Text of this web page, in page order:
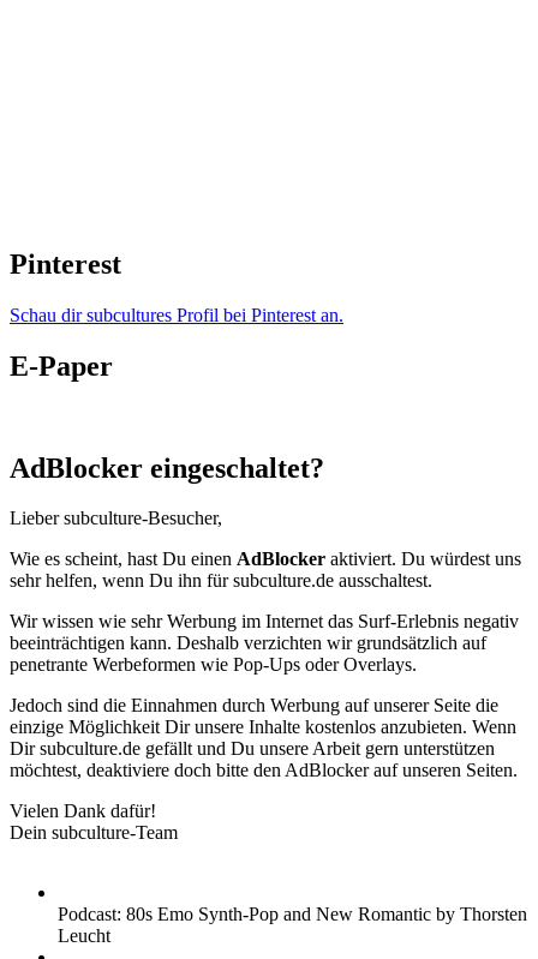
Pinterest
Schau dir subcultures Profil bei Pinterest an.
E-Paper
AdBlocker eingeschaltet?
Lieber subculture-Besucher,
Wie es scheint, hast Du einen AdBlocker aktiviert. Du würdest uns
sehr helfen, wenn Du ihn für subculture.de ausschaltest.
Wir wissen wie sehr Werbung im Internet das Surf-Erlebnis negativ
beeinträchtigen kann. Deshalb verzichten wir grundsätzlich auf
penetrante Werbeformen wie Pop-Ups oder Overlays.
Jedoch sind die Einnahmen durch Werbung auf unserer Seite die
einzige Möglichkeit Dir unsere Inhalte kostenlos anzubieten. Wenn
Dir subculture.de gefällt und Du unsere Arbeit gern unterstützen
möchtest, deaktiviere doch bitte den AdBlocker auf unseren Seiten.
Vielen Dank dafür!
Dein subculture-Team
Podcast: 80s Emo Synth-Pop and New Romantic by Thorsten
Leucht